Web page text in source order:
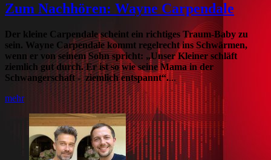
Zum Nachhören: Wayne Carpendale
Der kleine Carpendale scheint ein richtiges Traum-Baby zu
sein. Wayne Carpendale kommt regelrecht ins Schwärmen,
wenn er von seinem Sohn spricht: „Unser Kleiner schläft
ziemlich gut durch. Er ist so wie seine Mama in der
Schwangerschaft - ziemlich entspannt“....
mehr